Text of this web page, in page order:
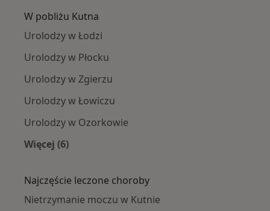
W pobliżu Kutna
Urolodzy w Łodzi
Urolodzy w Płocku
Urolodzy w Zgierzu
Urolodzy w Łowiczu
Urolodzy w Ozorkowie
Więcej (6)
Najczęście leczone choroby
Nietrzymanie moczu w Kutnie